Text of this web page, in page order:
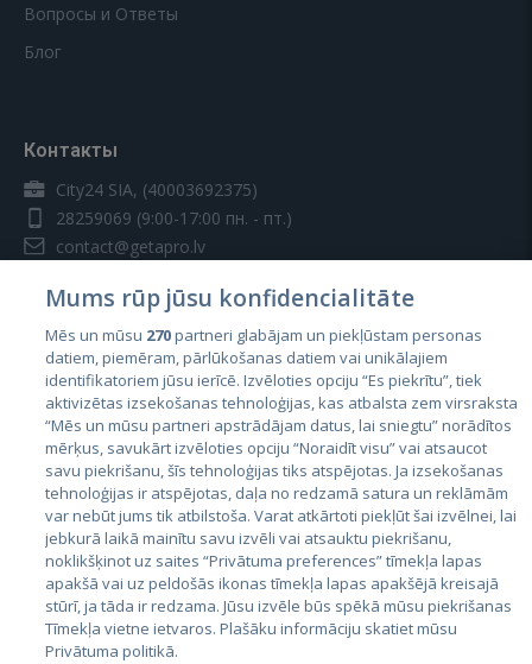
Вопросы и Ответы
Блог
Контакты
City24 SIA, (40003692375)
28259069 (9:00-17:00 пн. - пт.)
contact@getapro.lv
Страны
Эстония
Латвия
Литва
Mums rūp jūsu konfidencialitāte
Mēs un mūsu 270partneri glabājam un piekļūstam personas
datiem, piemēram, pārlūkošanas datiem vai unikālajiem
identifikatoriem jūsu ierīcē. Izvēloties opciju “Es piekrītu”, tiek
aktivizētas izsekošanas tehnoloģijas, kas atbalsta zem virsraksta
“Mēs un mūsu partneri apstrādājam datus, lai sniegtu” norādītos
mērķus, savukārt izvēloties opciju “Noraidīt visu” vai atsaucot
savu piekrišanu, šīs tehnoloģijas tiks atspējotas. Ja izsekošanas
tehnoloģijas ir atspējotas, daļa no redzamā satura un reklāmām
var nebūt jums tik atbilstoša. Varat atkārtoti piekļūt šai izvēlnei, lai
jebkurā laikā mainītu savu izvēli vai atsauktu piekrišanu,
noklikšķinot uz saites “Privātuma preferences” tīmekļa lapas
apakšā vai uz peldošās ikonas tīmekļa lapas apakšējā kreisajā
stūrī, ja tāda ir redzama. Jūsu izvēle būs spēkā mūsu piekrišanas
Tīmekļa vietne ietvaros. Plašāku informāciju skatiet mūsu
Privātuma politikā.